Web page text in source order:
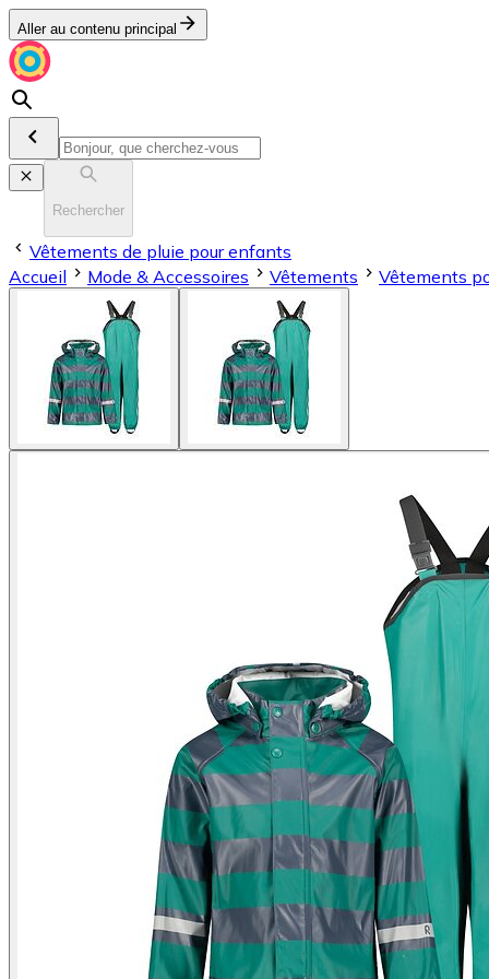
Aller au contenu principal
Rechercher
Vêtements de pluie pour enfants
Accueil
Mode & Accessoires Vêtements Vêtements